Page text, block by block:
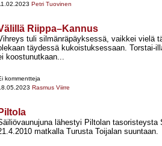
Petri Tuovinen
Riippa–Kannus
tuli silmänräpäyksessä, vaikkei vielä
täydessä kukoistuksessaan. Torstai-​
koostunutkaan...
kommentteja
Rasmus Viirre
Piltola
lähestyi Piltolan tasoristeysta
matkalla Turusta Toijalan suuntaan.